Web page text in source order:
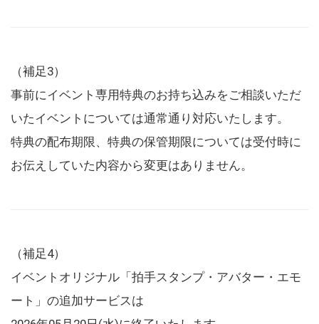
（補足3）
事前にイベント専用特典のお持ち込みをご相談いただ
いたイベントについては通常通り対応いたします。
特典の配布期限、特典の保管期限については受付時に
お伝えしていた内容から変更はありません。
（補足4）
イベントオリジナル「拍手スタンプ・アバター・エモ
ート」の追加サービスは